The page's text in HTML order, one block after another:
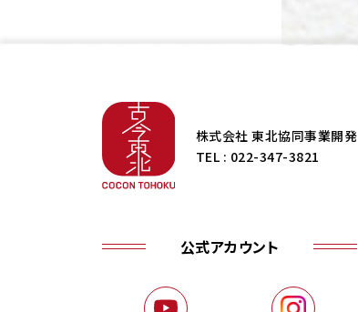
株式会社 東北協同事業開発
TEL : 022-347-3821
公式アカウント